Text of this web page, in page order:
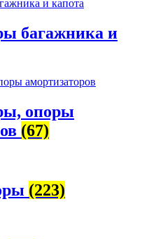
багажника и
опоры
(67)
(223)